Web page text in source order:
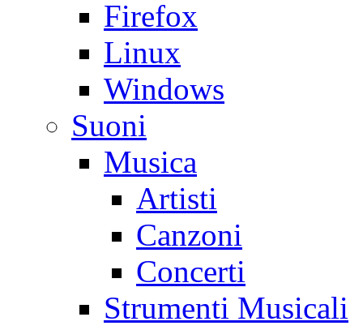
Firefox
Linux
Windows
Suoni
Musica
Artisti
Canzoni
Concerti
Strumenti Musicali